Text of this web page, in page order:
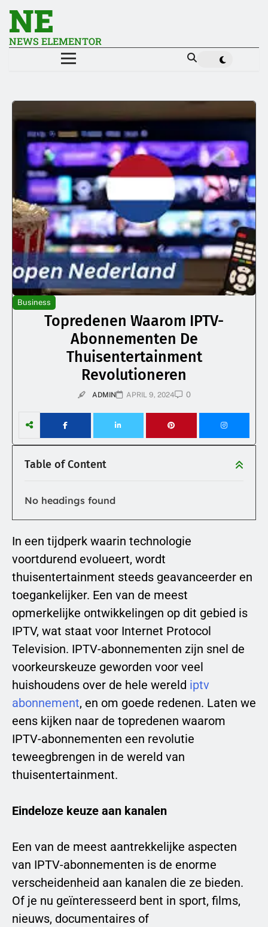
NE
NEWS ELEMENTOR
Business
Topredenen Waarom IPTV-
Abonnementen De
Thuisentertainment
Revolutioneren
ADMIN APRIL 9, 2024 0
Table of Content
No headings found
In een tijdperk waarin technologie
voortdurend evolueert, wordt
thuisentertainment steeds geavanceerder en
toegankelijker. Een van de meest
opmerkelijke ontwikkelingen op dit gebied is
IPTV, wat staat voor Internet Protocol
Television. IPTV-abonnementen zijn snel de
voorkeurskeuze geworden voor veel
huishoudens over de hele wereld iptv
abonnement, en om goede redenen. Laten we
eens kijken naar de topredenen waarom
IPTV-abonnementen een revolutie
teweegbrengen in de wereld van
thuisentertainment.
Eindeloze keuze aan kanalen
Een van de meest aantrekkelijke aspecten
van IPTV-abonnementen is de enorme
verscheidenheid aan kanalen die ze bieden.
Of je nu geïnteresseerd bent in sport, films,
nieuws, documentaires of